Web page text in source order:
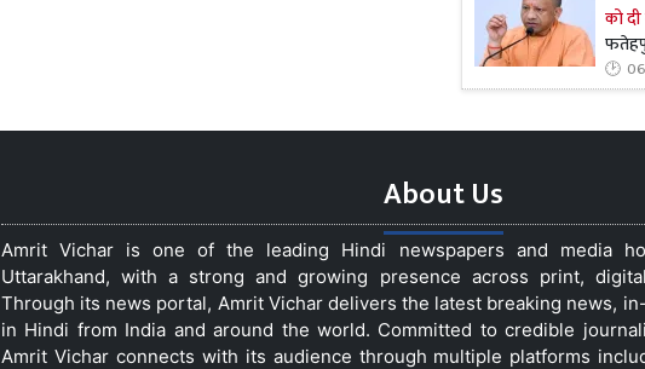
को
About Us
Amrit Vichar is one of the leading Hindi newspapers and media
Uttarakhand, with a strong and growing presence across print,
Through its news portal, Amrit Vichar delivers the latest breaking news,
in Hindi from India and around the world. Committed to credible
Amrit Vichar connects with its audience through multiple platforms